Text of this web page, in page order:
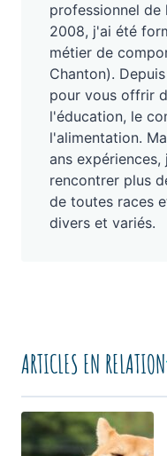
professionnel de
2008, j'ai été
métier de
Chanton).
pour vous offrir
l'éducation, le
l'alimentation.
ans
rencontrer plus
de toutes races
divers et variés.
ARTICLES EN RELATION